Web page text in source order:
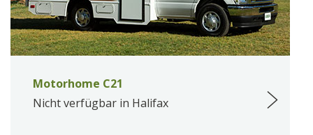
Motorhome C21
Nicht verfügbar in Halifax